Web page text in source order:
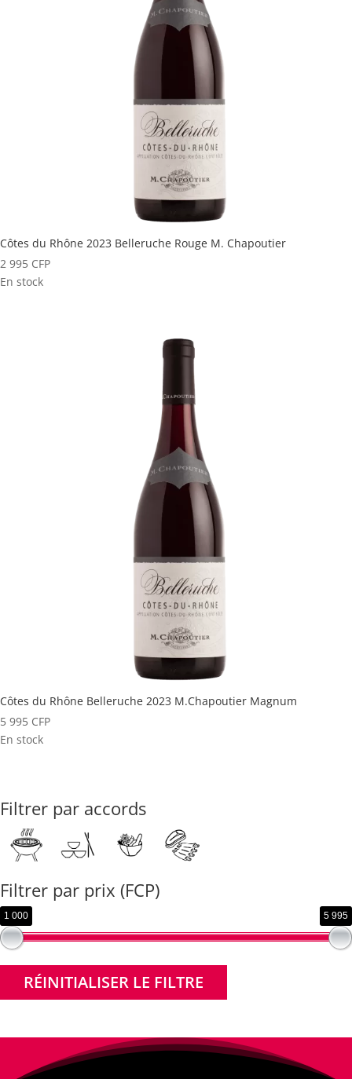
Côtes du Rhône 2023 Belleruche Rouge M. Chapoutier
2 995 CFP
En stock
Côtes du Rhône Belleruche 2023 M.Chapoutier Magnum
5 995 CFP
En stock
Filtrer par accords
Filtrer par prix (FCP)
1 000 5 995
RÉINITIALISER LE FILTRE